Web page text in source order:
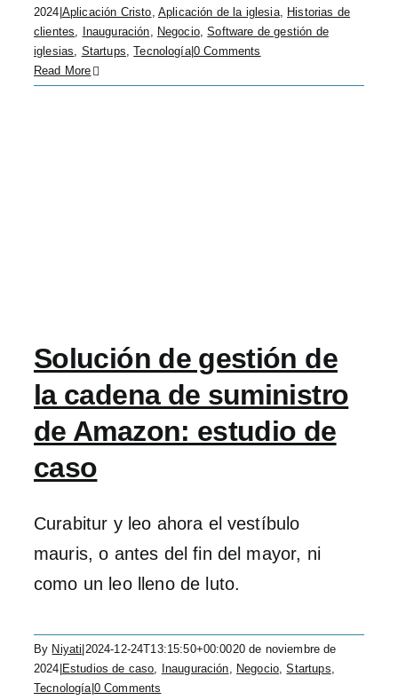
2024 Aplicación Cristo, Aplicación de la iglesia, Historias de
clientes, Inauguración, Negocio,Software de gestión de
iglesias, Startups,Tecnología|0 Comments
Read More
Solución de gestión de
la cadena de suministro
de Amazon: estudio de
caso
Curabitur y leo ahora el vestíbulo
mauris, o antes del fin del mayor, ni
como un leo lleno de luto.
By Niyati 2024-12-24T13:15:50+00:0020 de noviembre de
2024 Estudios de caso, Inauguración, Negocio,Startups,
Tecnología| 0 Comments